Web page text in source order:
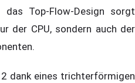
das Top-Flow-Design sorgt
der CPU, sondern auch der
dank eines trichterförmigen